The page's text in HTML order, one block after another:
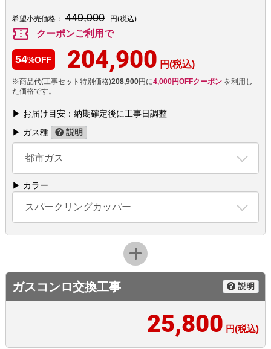
希望小売価格： 449,900 円(税込)
confirmation_number クーポンご利用で
54%OFF 204,900 円(税込)
※商品代(工事セット特別価格)208,900円に4,000円OFFクーポンを利用し
た価格です。
▶ お届け目安：納期確定後に工事日調整
▶ ガス種
説明
都市ガス
▶ カラー
スパークリングカッパー
ガスコンロ交換工事 説明
25,800 円(税込)